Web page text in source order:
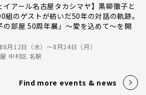
イアール名古屋タカシマヤ】黒柳徹子と
組のゲストが紡いだ50年の対話の軌跡。
の部屋 50周年展」～愛を込めて～を開
8月12日（水）〜8月24日（月）
中村区 名駅
Find more events & news